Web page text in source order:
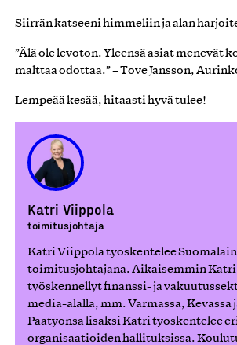
Siirrän katseeni himmeliin ja alan
”Älä ole levoton. Yleensä asiat menevät
malttaa odottaa.” – Tove Jansson,
Lempeää kesää, hitaasti hyvä tulee!
Katri Viippola
toimitusjohtaja
Katri Viippola työskentelee
toimitusjohtajana. Aikaisemmin Katri
työskennellyt finanssi- ja
media-alalla, mm. Varmassa, Kevassa
Päätyönsä lisäksi Katri työskentelee
organisaatioiden hallituksissa.